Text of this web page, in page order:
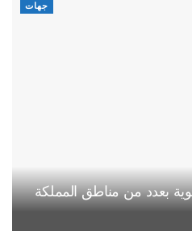
جهات
بعدد من مناطق المملكة